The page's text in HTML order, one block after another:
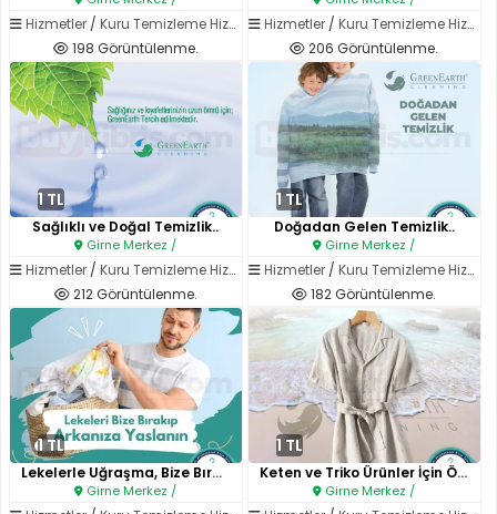
Hizmetler / Kuru Temizleme Hizmetleri
198 Görüntülenme.
Hizmetler/ Kuru Temizleme Hizmetleri
206 Görüntülenme.
1 TL
Sağlıklı ve Doğal Temizlik..
Girne Merkez /
Hizmetler / Kuru Temizleme Hizmetleri
212 Görüntülenme.
1 TL
Doğadan Gelen Temizlik..
Girne Merkez /
Hizmetler/ Kuru Temizleme Hizmetleri
182 Görüntülenme.
1 TL
Lekelerle Uğraşma, Bize Bırak..
Girne Merkez /
1 TL
Keten ve Triko Ürünler İçin Öz..
Girne Merkez /